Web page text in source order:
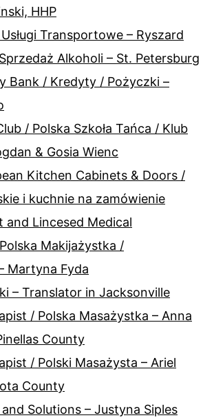
HHP
Transportowe – Ryszard
Alkoholi – St. Petersburg
Bank / Kredyty / Pożyczki –
/ Polska Szkoła Tańca / Klub
& Gosia Wienc
Kitchen Cabinets & Doors /
i kuchnie na zamówienie
and Lincesed Medical
Makijażystka /
Martyna Fyda
– Translator in Jacksonville
/ Polska Masażystka – Anna
County
/ Polski Masażysta – Ariel
County
Solutions – Justyna Siples